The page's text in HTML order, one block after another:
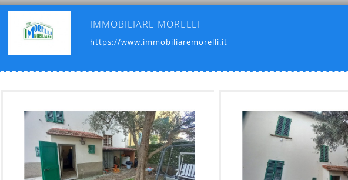
IMMOBILIARE MORELLI
https://www.immobiliaremorelli.it